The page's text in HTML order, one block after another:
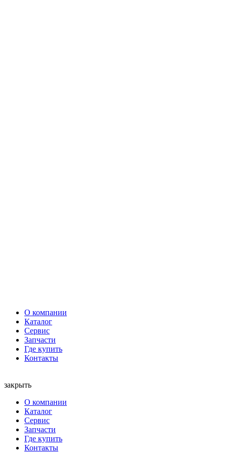
О компании
Каталог
Сервис
Запчасти
Где купить
Контакты
закрыть
О компании
Каталог
Сервис
Запчасти
Где купить
Контакты